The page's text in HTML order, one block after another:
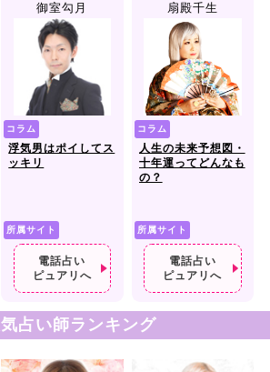
御室勾月
コラム
浮気男はポイしてス
ッキリ
所属サイト
電話占い
ピュアリへ
扇殿千生
コラム
人生の未来予想図・
十年運ってどんなも
の？
所属サイト
電話占い
ピュアリへ
占い師ランキング